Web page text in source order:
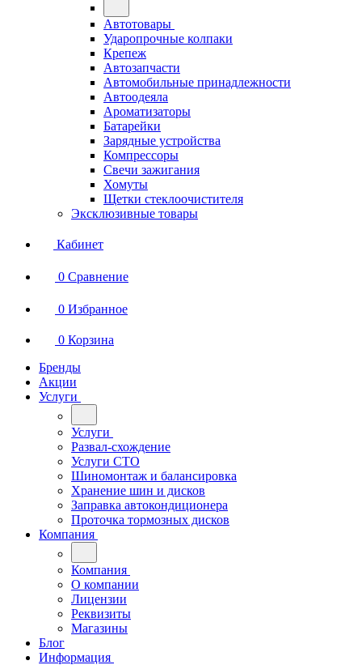
Автотовары
Ударопрочные колпаки
Крепеж
Автозапчасти
Автомобильные принадлежности
Автоодеяла
Ароматизаторы
Батарейки
Зарядные устройства
Компрессоры
Свечи зажигания
Хомуты
Щетки стеклоочистителя
Эксклюзивные товары
Кабинет
0 Сравнение
0 Избранное
0 Корзина
Бренды
Акции
Услуги
Услуги
Развал-схождение
Услуги СТО
Шиномонтаж и балансировка
Хранение шин и дисков
Заправка автокондиционера
Проточка тормозных дисков
Компания
Компания
О компании
Лицензии
Реквизиты
Магазины
Блог
Информация